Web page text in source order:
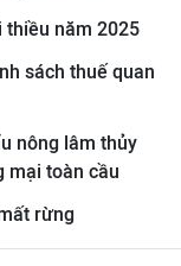
thiều năm 2025
sách thuế quan
nông lâm thủy
mại toàn cầu
rừng